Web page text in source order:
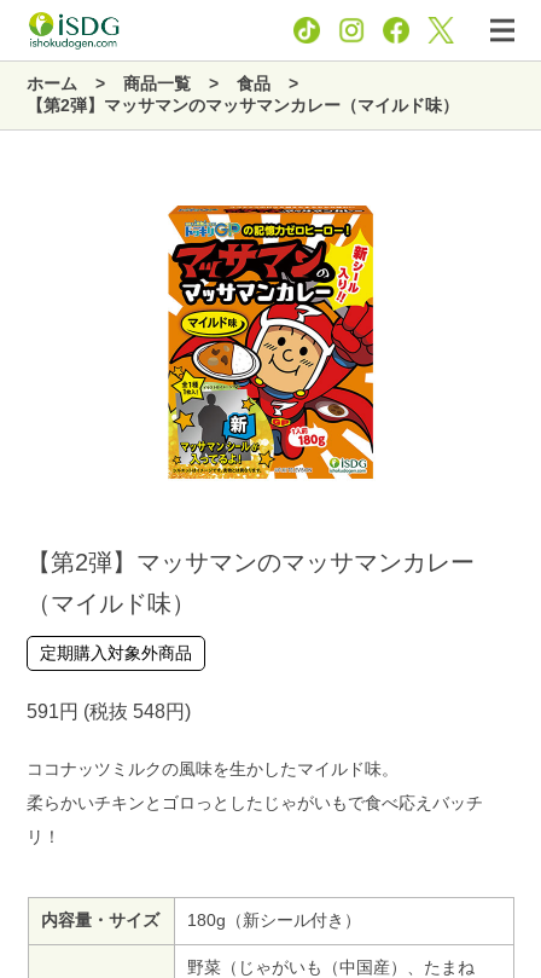
ホーム 商品一覧
食品
【第2弾】マッサマンのマッサマンカレー（マイルド味）
【第2弾】マッサマンのマッサマンカレー
（マイルド味）
定期購入対象外商品
591円 (税抜 548円)
ココナッツミルクの風味を生かしたマイルド味。
柔らかいチキンとゴロっとしたじゃがいもで食べ応えバッチ
リ！
内容量・サイズ 180g（新シール付き）
野菜（じゃがいも（中国産）、たまね